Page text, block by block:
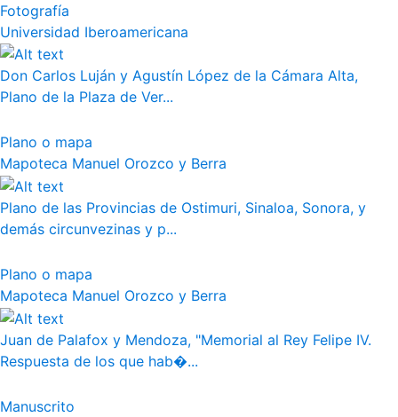
Fotografía
Universidad Iberoamericana
Don Carlos Luján y Agustín López de la Cámara Alta,
Plano de la Plaza de Ver...
Plano o mapa
Mapoteca Manuel Orozco y Berra
Plano de las Provincias de Ostimuri, Sinaloa, Sonora, y
demás circunvezinas y p...
Plano o mapa
Mapoteca Manuel Orozco y Berra
Juan de Palafox y Mendoza, "Memorial al Rey Felipe IV.
Respuesta de los que hab�...
Manuscrito